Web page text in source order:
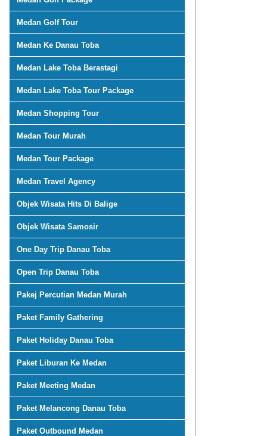
Medan Golf Tour
Medan Ke Danau Toba
Medan Lake Toba Berastagi
Medan Lake Toba Tour Package
Medan Shopping Tour
Medan Tour Murah
Medan Tour Package
Medan Travel Agency
Objek Wisata Hits Di Balige
Objek Wisata Samosir
One Day Trip Danau Toba
Open Trip Danau Toba
Pakej Percutian Medan Murah
Paket Family Gathering
Paket Holiday Danau Toba
Paket Liburan Ke Medan
Paket Meeting Medan
Paket Melancong Danau Toba
Paket Outbound Medan